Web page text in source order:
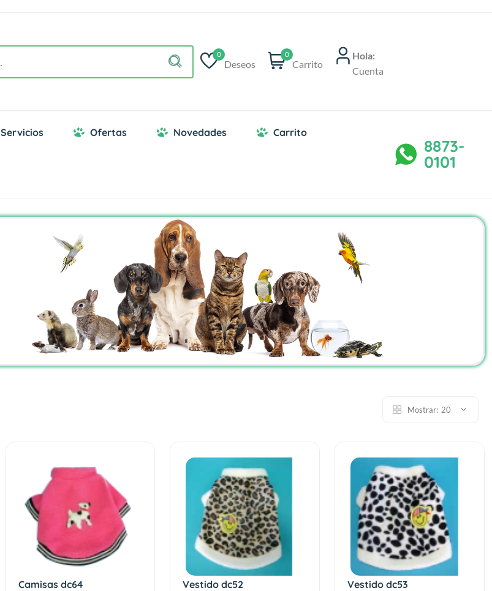
0
Deseos
0
Carrito
Hola:
Cuenta
Servicios Ofertas Novedades Carrito
8873-
0101
Mostrar: 20
Camisas dc64 Vestido dc52 Vestido dc53